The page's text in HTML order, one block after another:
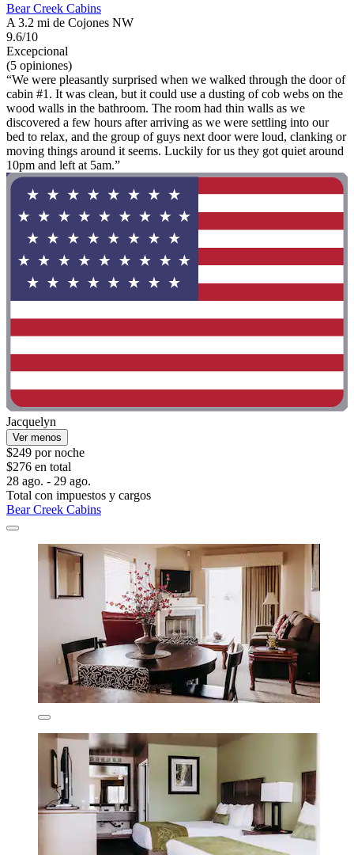
Bear Creek Cabins
A 3.2 mi de Cojones NW
9.6/10
Excepcional
(5 opiniones)
“We were pleasantly surprised when we walked through the door of
cabin #1. It was clean, but it could use a dusting of cob webs on the
wood walls in the bathroom. The room had thin walls as we
discovered a few hours after arriving as we were settling into our
bed to relax, and the group of guys next door were loud, clanking or
moving things around it seems. Luckily for us they got quiet around
10pm and left at 5am.”
Jacquelyn
Ver menos
$249 por noche
$276 en total
28 ago. - 29 ago.
Total con impuestos y cargos
Bear Creek Cabins